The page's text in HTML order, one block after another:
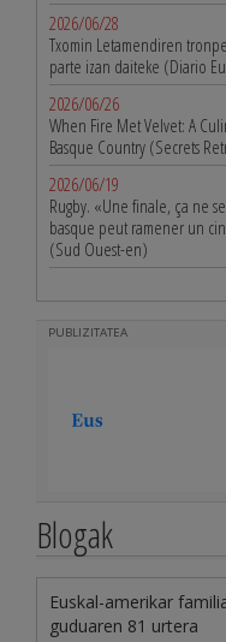
2026/06/28
Txomin Letamendiren
parte izan daiteke (Diario
2026/06/26
When Fire Met Velvet: A
Basque Country (Secrets
2026/06/19
Rugby. «Une finale, ça ne
basque peut ramener un
(Sud Ouest-en)
PUBLIZITATEA
Blogak
Euskal-amerikar
guduaren 81 urtera